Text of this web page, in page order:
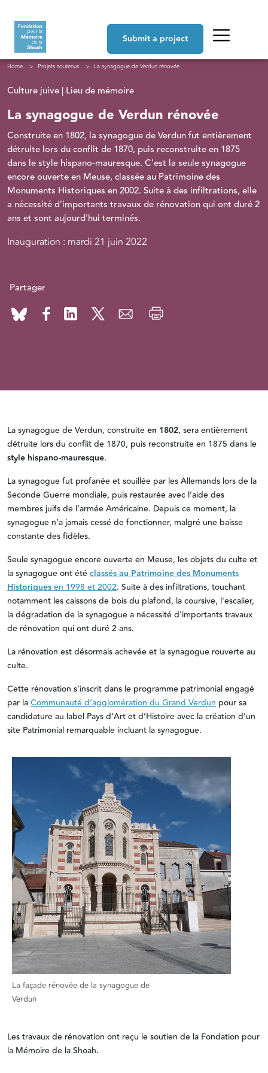
Submit a project
Breadcrumb
Home Projets soutenus La synagogue de Verdun rénovée
Culture juive | Lieu de mémoire
La synagogue de Verdun rénovée
Construite en 1802, la synagogue de Verdun fut entièrement
détruite lors du conflit de 1870, puis reconstruite en 1875
dans le style hispano-mauresque. C'est la seule synagogue
encore ouverte en Meuse, classée au Patrimoine des
Monuments Historiques en 2002. Suite à des infiltrations, elle
a nécessité d'importants travaux de rénovation qui ont duré 2
ans et sont aujourd'hui terminés.
Inauguration : mardi 21 juin 2022
Partager
La synagogue de Verdun, construiteen 1802, sera entièrement
détruite lors du conflit de 1870, puis reconstruite en 1875 dans le
style hispano-mauresque.
La synagogue fut profanée et souillée par les Allemands lors de la
Seconde Guerre mondiale, puis restaurée avec l’aide des
membres juifs de l’armée Américaine. Depuis ce moment, la
synagogue n’a jamais cessé de fonctionner, malgré une baisse
constante des fidèles.
Seule synagogue encore ouverte en Meuse, les objets du culte et
la synagogue ont étéclassés au Patrimoine des Monuments
Historiquesen 1998 et 2002. Suite à des infiltrations, touchant
notamment les caissons de bois du plafond, la coursive, l'escalier,
la dégradation de la synagogue a nécessité d'importants travaux
de rénovation qui ont duré 2 ans.
La rénovation est désormais achevée et la synagogue rouverte au
culte.
Cette rénovation s’inscrit dans le programme patrimonial engagé
par laCommunauté d’agglomération du Grand Verdun pour sa
candidature au label Pays d’Art et d’Histoire avec la création d’un
site Patrimonial remarquable incluant la synagogue.
La façade rénovée de la synagogue de
Verdun
Les travaux de rénovation ont reçu le soutien de la Fondation pour
la Mémoire de la Shoah.